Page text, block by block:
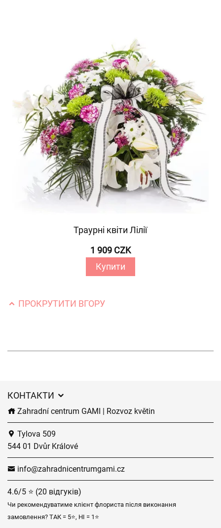
Траурні квіти Лілії
1 909 CZK
Купити
ПРОКРУТИТИ ВГОРУ
КОНТАКТИ
Zahradní centrum GAMI | Rozvoz květin
Tylova 509
544 01 Dvůr Králové
info@zahradnicentrumgami.cz
4.6/5 ⭐ (20 відгуків)
Чи рекомендуватиме клієнт флориста після виконання
замовлення? ТАК = 5⭐, НІ = 1⭐